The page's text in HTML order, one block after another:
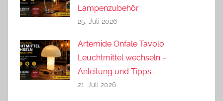
Lampenzubehör
25. Juli 2026
Artemide Onfale Tavolo
Leuchtmittel wechseln –
Anleitung und Tipps
21. Juli 2026